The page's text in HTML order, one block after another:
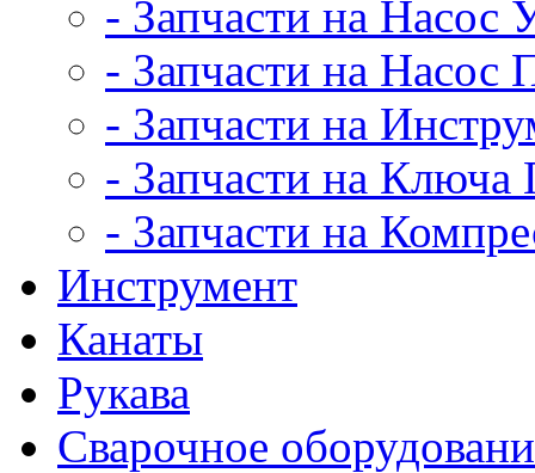
- Запчасти на Насос
- Запчасти на
- Запчасти на
- Запчасти на
- Запчасти на
Инструмент
Канаты
Рукава
Сварочное